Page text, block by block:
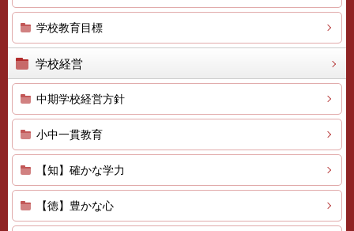
学校教育目標
学校経営
中期学校経営方針
小中一貫教育
【知】確かな学力
【徳】豊かな心